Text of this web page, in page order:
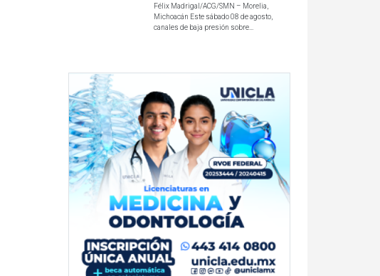
Félix Madrigal/ACG/SMN – Morelia,
Michoacán Este sábado 08 de agosto,
canales de baja presión sobre...